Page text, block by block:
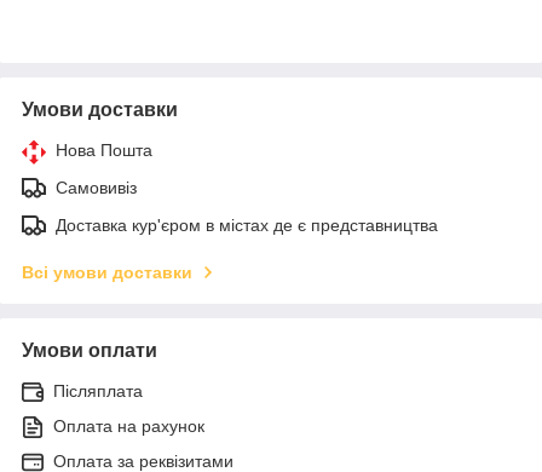
Умови доставки
Нова Пошта
Самовивіз
Доставка кур'єром в містах де є представництва
Всі умови доставки
Умови оплати
Післяплата
Оплата на рахунок
Оплата за реквізитами